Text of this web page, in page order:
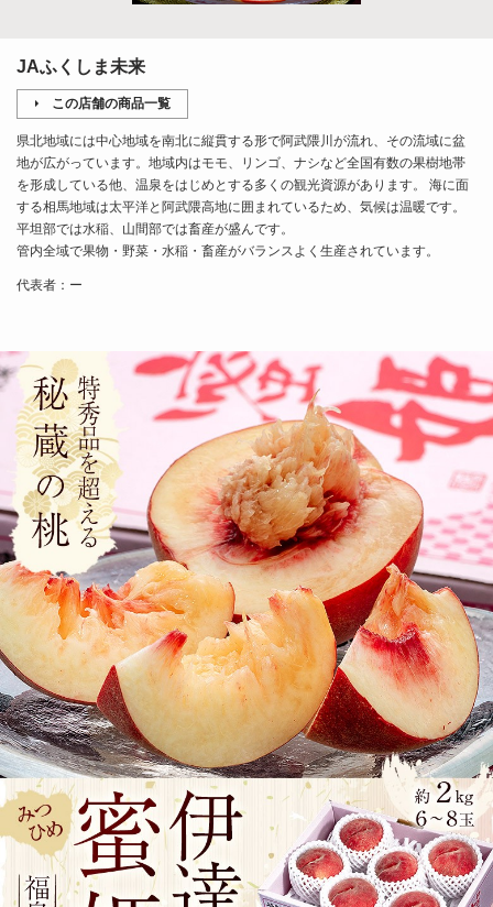
JAふくしま未来
この店舗の商品一覧
県北地域には中心地域を南北に縦貫する形で阿武隈川が流れ、その流域に盆
地が広がっています。地域内はモモ、リンゴ、ナシなど全国有数の果樹地帯
を形成している他、温泉をはじめとする多くの観光資源があります。 海に面
する相馬地域は太平洋と阿武隈高地に囲まれているため、気候は温暖です。
平坦部では水稲、山間部では畜産が盛んです。
管内全域で果物・野菜・水稲・畜産がバランスよく生産されています。
代表者：ー